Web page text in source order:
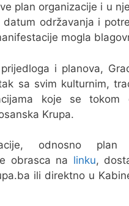
plan organizacije i u
održavanja i
mogla
i planova,
sa svim kulturnim,
koje se
Krupa.
odnosno plan
obrasca na linku,
ili direktno u